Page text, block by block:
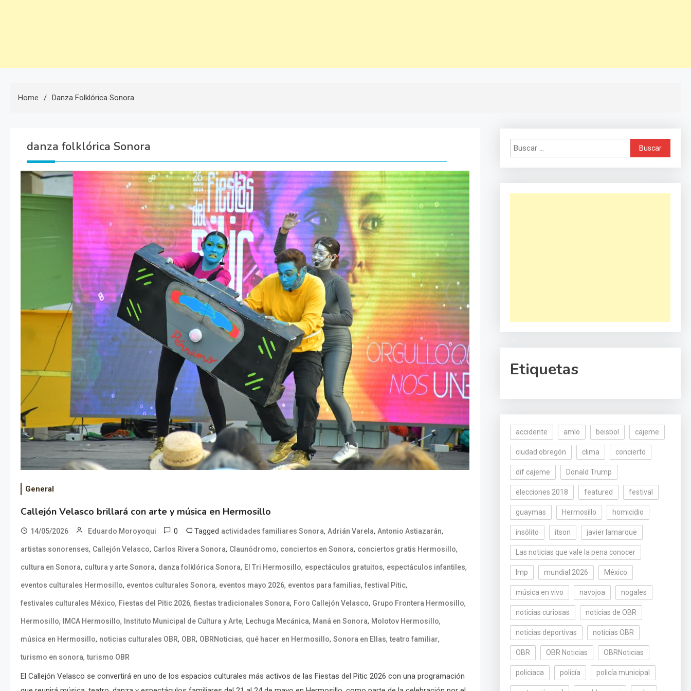
Home Danza Folklórica Sonora
danza folklórica Sonora
General
Callejón Velasco brillará con arte y música en Hermosillo
14/05/2026 Eduardo Moroyoqui 0 Tagged actividades familiares Sonora, Adrián Varela, Antonio Astiazarán,
artistas sonorenses, Callejón Velasco, Carlos Rivera Sonora, Claunódromo, conciertos en Sonora, conciertos gratis Hermosillo,
cultura en Sonora, cultura y arte Sonora, danza folklórica Sonora, El Tri Hermosillo, espectáculos gratuitos, espectáculos infantiles,
eventos culturales Hermosillo, eventos culturales Sonora, eventos mayo 2026, eventos para familias, festival Pitic,
festivales culturales México, Fiestas del Pitic 2026, fiestas tradicionales Sonora, Foro Callejón Velasco, Grupo Frontera Hermosillo,
Hermosillo, IMCA Hermosillo, Instituto Municipal de Cultura y Arte, Lechuga Mecánica, Maná en Sonora, Molotov Hermosillo,
música en Hermosillo, noticias culturales OBR, OBR, OBRNoticias, qué hacer en Hermosillo, Sonora en Ellas,teatro familiar,
turismo en sonora,turismo OBR
El Callejón Velasco se convertirá en uno de los espacios culturales más activos de las Fiestas del Pitic 2026 con una programación
Buscar:
Etiquetas
accidente amlo beisbol cajeme
ciudad obregón clima concierto
dif cajeme Donald Trump
elecciones 2018 featured festival
guaymas Hermosillo homicidio
insólito itson javier lamarque
Las noticias que vale la pena conocer
lmp mundial 2026 México
música en vivo navojoa nogales
noticias curiosas noticias de OBR
noticias deportivas noticias OBR
OBR OBR Noticias OBRNoticias
policiaca policía policía municipal